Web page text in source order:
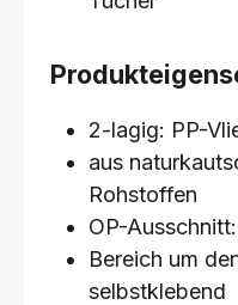
2-lagig: PP-
aus
Rohstoffen
OP-
Bereich um
selbstklebend